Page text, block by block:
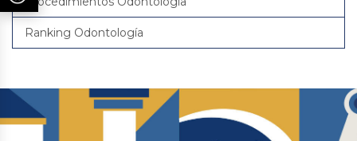
Ranking Odontología